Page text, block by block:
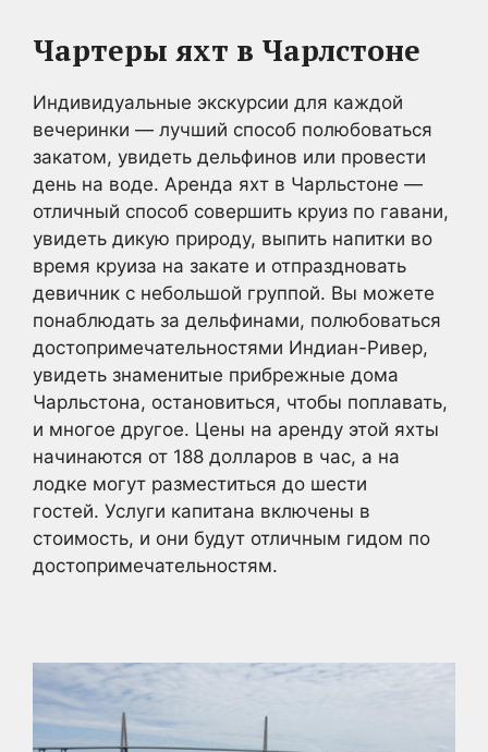
Чартеры яхт в Чарлстоне
Индивидуальные экскурсии для каждой
вечеринки — лучший способ полюбоваться
закатом, увидеть дельфинов или провести
день на воде. Аренда яхт в Чарльстоне —
отличный способ совершить круиз по гавани,
увидеть дикую природу, выпить напитки во
время круиза на закате и отпраздновать
девичник с небольшой группой. Вы можете
понаблюдать за дельфинами, полюбоваться
достопримечательностями Индиан-Ривер,
увидеть знаменитые прибрежные дома
Чарльстона, остановиться, чтобы поплавать,
и многое другое. Цены на аренду этой яхты
начинаются от 188 долларов в час, а на
лодке могут разместиться до шести
гостей. Услуги капитана включены в
стоимость, и они будут отличным гидом по
достопримечательностям.